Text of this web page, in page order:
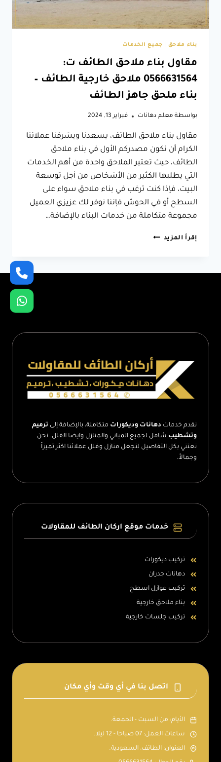
بناء ملاحق جميع الخدمات
مقاول بناء ملاحق الطائف ت:
0566631564 ملاحق خارجية الطائف –
بناء ملحق جاهز الطائف
بواسطة معلم دهانات فبراير 13, 2024
مقاول بناء ملاحق الطائف، يسعدنا ويشرفنا عملائنا
الكرام أن نكون مصدركم الأول في بناء ملاحق
الطائف، حيث تعتبر الملاحق واحدة من أهم الخدمات
التي يطلبها الكثير من الأشخاص من أجل توسعة
البيت، فإذا كنت ترغب في بناء ملاحق سواء على
السطح أو في الحوش فإننا نوفر لك عزيزي العميل
مجموعة متكاملة من خدمات البناء بالإضافة…
إقرأ المزيد مقاول
جاهز
الطائف
نقدم خدمات دهانات وديكورات متكاملة، بالإضافة إلى ترميم
وتشطيب شامل لجميع المباني والمنازل وايضا الفلل. نحن
نعتني بكل التفاصيل لنجعل منازل وفلل عملائنا اكثر تميزاً
وجمالاً.
خدمات موقع اركان الطائف للمقاولات
تركيب ديكورات
دهانات جدران
تركيب عوازل اسطح
بناء ملاحق خارجية
تركيب جلسات خارجية
اتصل بنا في أي وقت وأي مكان
الأيام: من السبت - الجمعة.
ساعات العمل: 07 صباحا - 12 ليلا.
العنوان: الطائف، السعودية.